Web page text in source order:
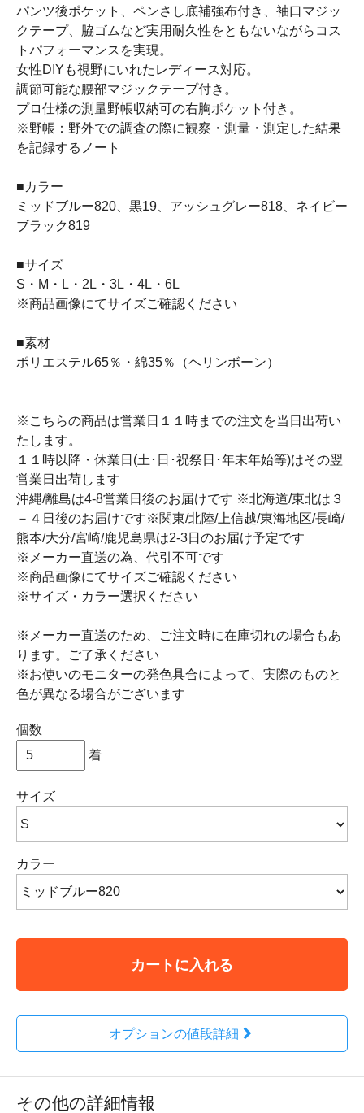
パンツ後ポケット、ペンさし底補強布付き、袖口マジッ
クテープ、脇ゴムなど実用耐久性をともないながらコス
トパフォーマンスを実現。
女性DIYも視野にいれたレディース対応。
調節可能な腰部マジックテープ付き。
プロ仕様の測量野帳収納可の右胸ポケット付き。
※野帳：野外での調査の際に観察・測量・測定した結果
を記録するノート
■カラー
ミッドブルー820、黒19、アッシュグレー818、ネイビー
ブラック819
■サイズ
S・M・L・2L・3L・4L・6L
※商品画像にてサイズご確認ください
■素材
ポリエステル65％・綿35％（ヘリンボーン）
※こちらの商品は営業日１１時までの注文を当日出荷い
たします。
１１時以降・休業日(土･日･祝祭日･年末年始等)はその翌
営業日出荷します
沖縄/離島は4-8営業日後のお届けです ※北海道/東北は３
－４日後のお届けです※関東/北陸/上信越/東海地区/長崎/
熊本/大分/宮崎/鹿児島県は2-3日のお届け予定です
※メーカー直送の為、代引不可です
※商品画像にてサイズご確認ください
※サイズ・カラー選択ください
※メーカー直送のため、ご注文時に在庫切れの場合もあ
ります。ご了承ください
※お使いのモニターの発色具合によって、実際のものと
色が異なる場合がございます
個数
着
サイズ
カラー
カートに入れる
オプションの値段詳細
その他の詳細情報